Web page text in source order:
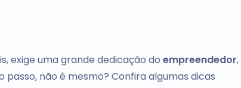
exige uma grande dedicação do empreendedor,
não é mesmo? Confira algumas dicas